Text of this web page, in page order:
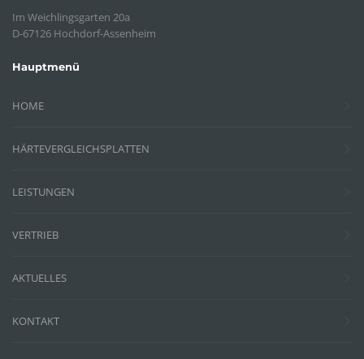
Im Weichlingsgarten 20a
D-67126 Hochdorf-Assenheim
Hauptmenü
HOME
HÄRTEVERGLEICHSPLATTEN
LEISTUNGEN
VERTRIEB
AKTUELLES
KONTAKT